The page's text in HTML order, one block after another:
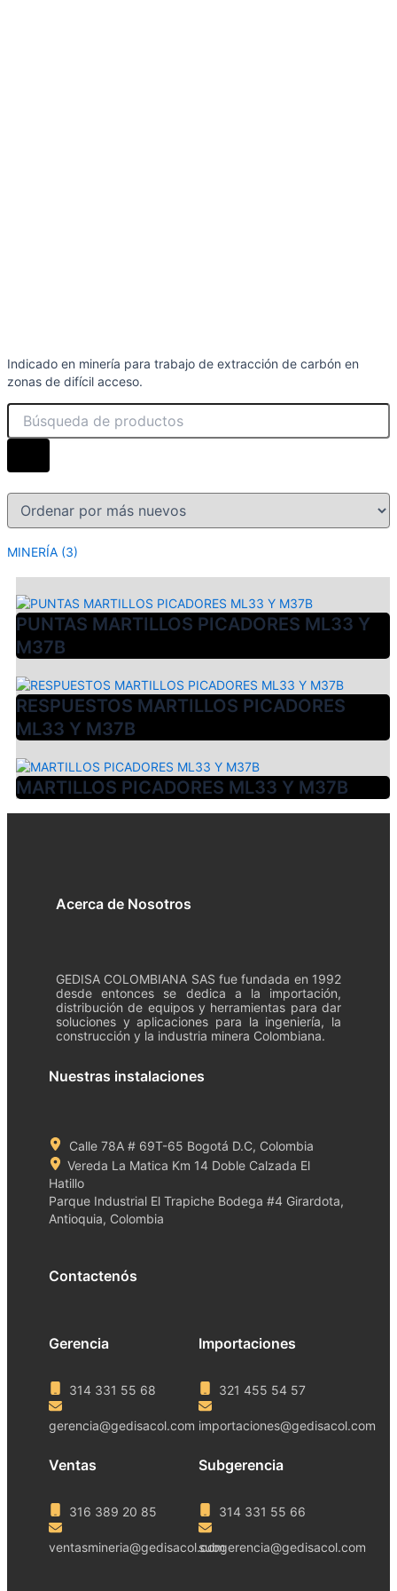
Indicado en minería para trabajo de extracción de carbón en
zonas de difícil acceso.
MINERÍA (3)
PUNTAS MARTILLOS PICADORES ML33 Y
M37B
RESPUESTOS MARTILLOS PICADORES
ML33 Y M37B
MARTILLOS PICADORES ML33 Y M37B
Acerca de Nosotros
GEDISA COLOMBIANA SAS fue fundada en 1992
desde entonces se dedica a la importación,
distribución de equipos y herramientas para dar
soluciones y aplicaciones para la ingeniería, la
construcción y la industria minera Colombiana.
Nuestras instalaciones
Calle 78A # 69T-65 Bogotá D.C, Colombia
Vereda La Matica Km 14 Doble Calzada El
Hatillo
Parque Industrial El Trapiche Bodega #4 Girardota,
Antioquia, Colombia
Contactenós
Gerencia
314 331 55 68
gerencia@gedisacol.com
Importaciones
321 455 54 57
importaciones@gedisacol.com
Ventas
316 389 20 85
ventasmineria@gedisacol.com
Subgerencia
314 331 55 66
subgerencia@gedisacol.com